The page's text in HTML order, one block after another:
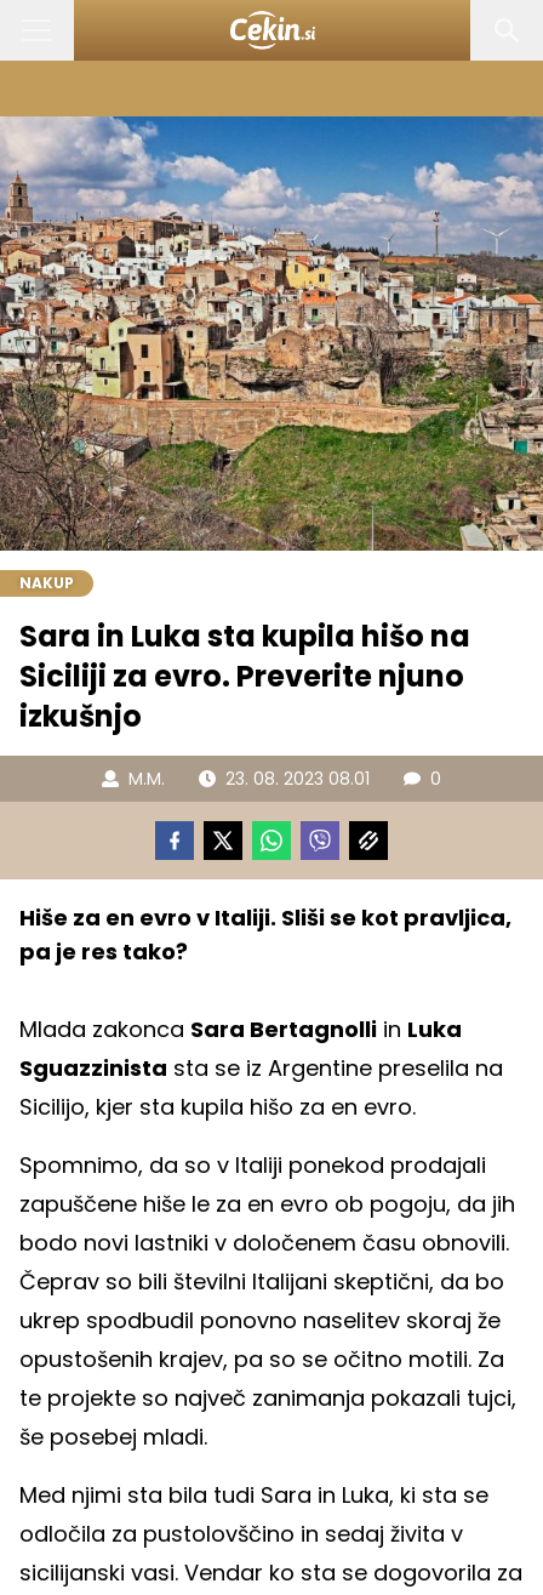
NAKUP
Sara in Luka sta kupila hišo na
Siciliji za evro. Preverite njuno
izkušnjo
M.M. 23. 08. 2023 08.01 0
Hiše za en evro v Italiji. Sliši se kot pravljica,
pa je res tako?
Mlada zakonca Sara Bertagnolli in Luka
Sguazzinista sta se iz Argentine preselila na
Sicilijo, kjer sta kupila hišo za en evro.
Spomnimo, da so v Italiji ponekod prodajali
zapuščene hiše le za en evro ob pogoju, da jih
bodo novi lastniki v določenem času obnovili.
Čeprav so bili številni Italijani skeptični, da bo
ukrep spodbudil ponovno naselitev skoraj že
opustošenih krajev, pa so se očitno motili. Za
te projekte so največ zanimanja pokazali tujci,
še posebej mladi.
Med njimi sta bila tudi Sara in Luka, ki sta se
odločila za pustolovščino in sedaj živita v
sicilijanski vasi. Vendar ko sta se dogovorila za